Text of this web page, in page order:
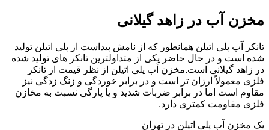
مخزن آب در زاهد گیلانی
تانکر آب پلی اتیلن همانطور که از نامش پیداست از پلی اتیلن تولید
شده است و در حال حاضر یکی از متداولترین تانکر های تولید شده
در زاهد گیلانی است.مخزن آب پلی اتیلن از نظر قیمت از تانکر
فلزی معمولاً ارزان تر است و در برابر خوردگی و زنگ زدگی نیز
مقاوم است اما در برابر ضربات شدید و یا پارگی نسبت به مخازن
فلزی مقاومت کمتری دارد.
یک مخزن آب پلی اتیلن در تهران